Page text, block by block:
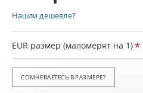
EUR размер (маломерят на 1)
Нашли дешевле?
СОМНЕВАЕТЕСЬ В РАЗМЕРЕ?